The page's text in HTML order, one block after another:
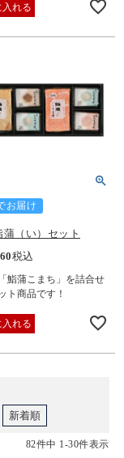
入れる
お届け
蒲（い）セット
税込
鮨蒲こまち」を詰合せ
ト商品です！
入れる
新着順
82件中 1-30件表示